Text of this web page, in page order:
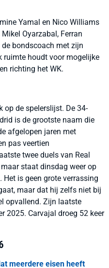
Yamal en Nico Williams
Oyarzabal, Ferran
bondscoach met zijn
ruimte houdt voor mogelijke
richting het WK.
op de spelerslijst. De 34-
is de grootste naam die
afgelopen jaren met
pas veertien
twee duels van Real
staat dinsdag weer op
is geen grote verrassing
maar dat hij zelfs niet bij
opvallend. Zijn laatste
2025. Carvajal droeg 52 keer
meerdere eisen heeft